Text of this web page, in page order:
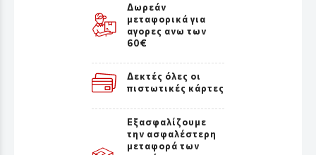
Δωρεάν
μεταφορικά για
αγορες ανω των
60€
Δεκτές όλες οι
πιστωτικές κάρτες
Εξασφαλίζουμε
την ασφαλέστερη
μεταφορά των